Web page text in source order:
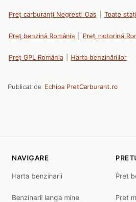
Preț carburanți Negresti Oas Toate
Preț benzină România Preț motorină
Preț GPL România Harta benzinăriilor
Publicat de Echipa PretCarburant.ro
NAVIGARE
Harta benzinarii
Benzinarii langa mine
Pret
Pret